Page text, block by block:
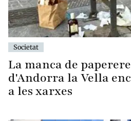
Societat
La manca de
d'Andorra la Vella
a les xarxes